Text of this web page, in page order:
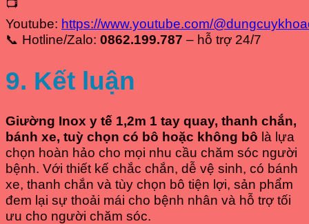
📺
Youtube: https://www.youtube.com/
📞 Hotline/Zalo: 0862.199.787 – hỗ trợ 24/7
9. Kết luận
Giường Inox y tế 1,2m 1 tay quay, thanh chắn,
bánh xe, tuỳ chọn có bô hoặc không bô là lựa
chọn hoàn hảo cho mọi nhu cầu chăm sóc người
bệnh. Với thiết kế chắc chắn, dễ vệ sinh, có bánh
xe, thanh chắn và tùy chọn bô tiện lợi, sản phẩm
đem lại sự thoải mái cho bệnh nhân và hỗ trợ tối
ưu cho người chăm sóc.